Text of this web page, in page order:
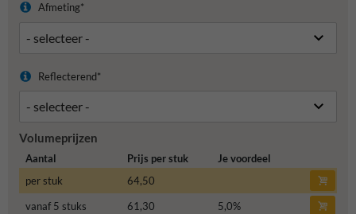
Afmeting*
Reflecterend*
Volumeprijzen
Aantal Prijs per stuk
Je voordeel
per stuk
64,50
vanaf 5 stuks
61,30 5,0%